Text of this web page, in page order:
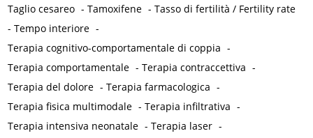
Taglio cesareo -Tamoxifene -Tasso di fertilità / Fertility rate
-Tempo interiore -
Terapia cognitivo-comportamentale di coppia -
Terapia comportamentale -Terapia contraccettiva -
Terapia del dolore -Terapia farmacologica -
Terapia fisica multimodale -Terapia infiltrativa -
Terapia intensiva neonatale -Terapia laser -